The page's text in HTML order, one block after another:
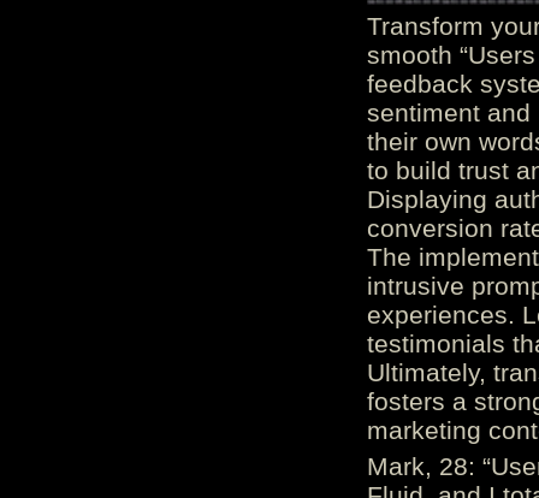
Transform
smooth
feedback
sentiment and
their own
to build trust
Displaying
conversion
The
intrusive
experiences.
testimonials
Ultimately,
fosters a
marketing
Mark, 28: